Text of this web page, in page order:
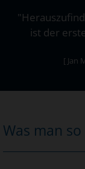
"H
ist der
[ Jan
Was man